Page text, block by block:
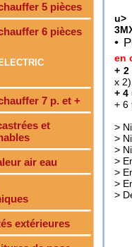
5 pièces
6 pièces
7 p. et +
et
air eau
extérieures
u>
•
en
+ 2
x 2).
+ 4
+ 6
>
>
>
>
>
>
>